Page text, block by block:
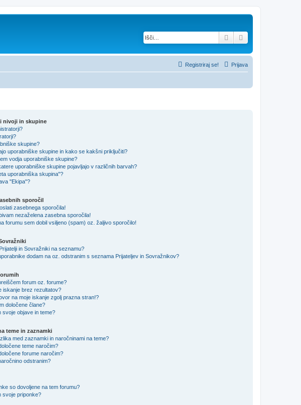
Iskanje
Prijava
Registriraj se!
nivoji in skupine
skupine?
uporabniške skupine in kako se kakšni priključiti?
vodja uporabniške skupine?
uporabniške skupine pojavljajo v različnih barvah?
uporabniška skupina"?
"Ekipa"?
sporočil
zasebnega sporočila!
nezaželena zasebna sporočila!
forumu sem dobil vsiljeno (spam) oz. žaljivo sporočilo!
in Sovražniki na seznamu?
dodam na oz. odstranim s seznama Prijateljev in Sovražnikov?
forum oz. forume?
iskanje brez rezultatov?
na moje iskanje zgolj prazna stran!?
določene člane?
svoje objave in teme?
teme in zaznamki
med zaznamki in naročninami na teme?
teme naročim?
forume naročim?
odstranim?
so dovoljene na tem forumu?
svoje priponke?